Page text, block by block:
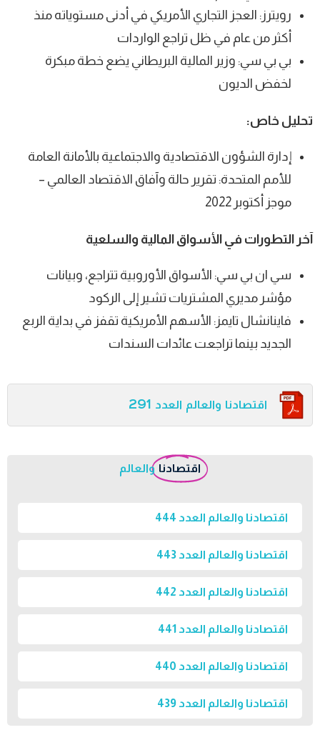
رويترز: العجز التجاري الأمريكي في أدنى مستوياته منذ
أكثر من عام في ظل تراجع الواردات
بي بي سي: وزير المالية البريطاني يضع خطة مبكرة
لخفض الديون
تحليل خاص:
إدارة الشؤون الاقتصادية والاجتماعية بالأمانة العامة
للأمم المتحدة: تقرير حالة وآفاق الاقتصاد العالمي –
موجز أكتوبر 2022
آخر التطورات في الأسواق المالية والسلعية
سي ان بي سي: الأسواق الأوروبية تتراجع، وبيانات
مؤشر مديري المشتريات تشير إلى الركود
فاينانشال تايمز: الأسهم الأمريكية تقفز في بداية الربع
الجديد بينما تراجعت عائدات السندات
اقتصادنا والعالم العدد 291
اقتصادنا والعالم
اقتصادنا والعالم العدد 444
اقتصادنا والعالم العدد 443
اقتصادنا والعالم العدد 442
اقتصادنا والعالم العدد 441
اقتصادنا والعالم العدد 440
اقتصادنا والعالم العدد 439